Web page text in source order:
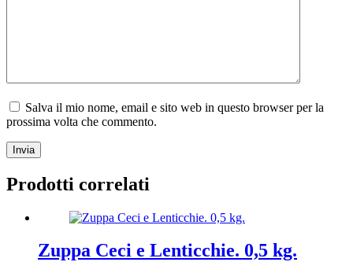
Salva il mio nome, email e sito web in questo browser per la
prossima volta che commento.
Invia
Prodotti correlati
Zuppa Ceci e Lenticchie. 0,5 kg.